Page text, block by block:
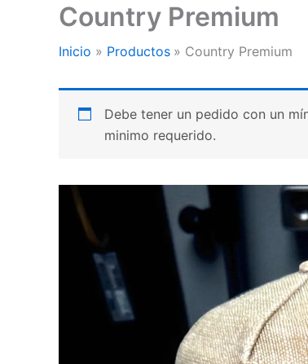
Country Premium
Inicio Productos Country Premium
Debe tener un pedido con un
minimo requerido.